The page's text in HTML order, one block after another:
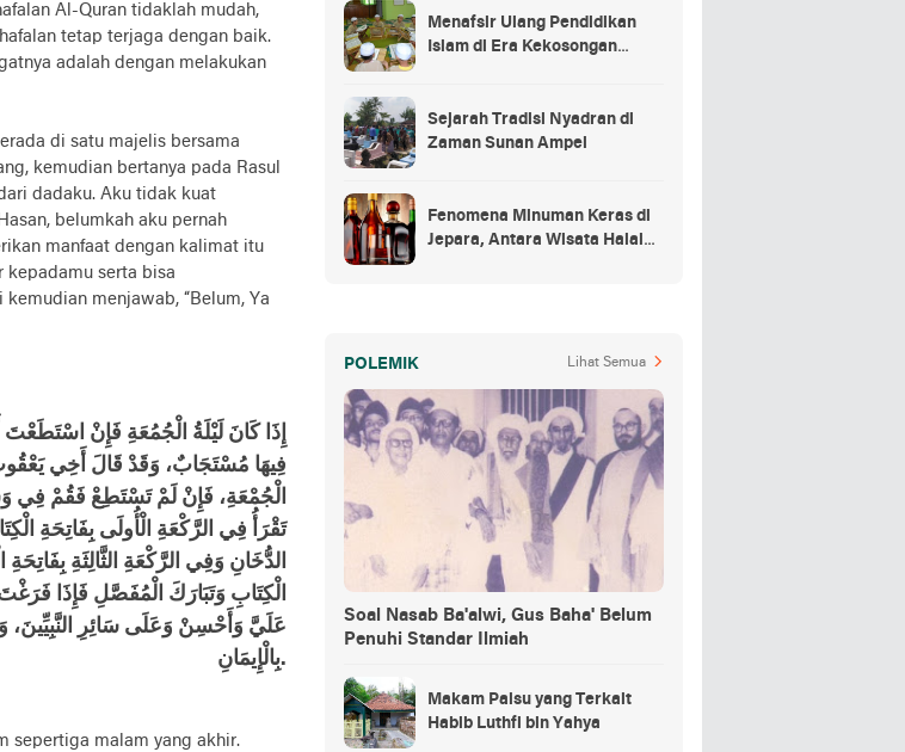
Al-Quran tidaklah mudah,
tetap terjaga dengan baik.
adalah dengan melakukan
di satu majelis bersama
kemudian bertanya pada Rasul
dadaku. Aku tidak kuat
belumkah aku pernah
manfaat dengan kalimat itu
kepadamu serta bisa
menjawab, “Belum, Ya
إِذَا كَانَ لَيْلَةُ الْجُمُعَةِ فَإِنْ
فِيهَا مُسْتَجَابٌ، وَقَدْ قَالَ أَخِي
الْجُمْعَةِ، فَإِنْ لَمْ تَسْتَطِعْ فَقُمْ فِي
تَقْرَأُ فِي الرَّكْعَةِ الْأُولَى بِفَاتِحَةِ
الدُّخَانِ وَفِي الرَّكْعَةِ الثَّالِثَةِ
الْكِتَابِ وَتَبَارَكَ الْمُفَصَّلِ فَإِذَا
عَلَيَّ وَأَحْسِنْ وَعَلَى سَائِرِ النَّبِيِّينَ،
بِالْإِيمَانِ.
sepertiga malam yang akhir.
Menafsir Ulang Pendidikan
Islam di Era Kekosongan
Sejarah Tradisi Nyadran di
Zaman Sunan Ampel
Fenomena Minuman Keras di
Jepara, Antara Wisata Halal
POLEMIK Lihat Semua
Soal Nasab Ba'alwi, Gus Baha' Belum
Penuhi Standar Ilmiah
Makam Palsu yang Terkait
Habib Luthfi bin Yahya